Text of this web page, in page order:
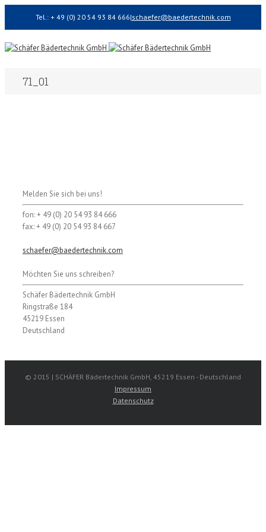
Tel.: + 49 (0) 20 54 93 84 666|schaefer@baedertechnik.com
71_01
Melden Sie sich bei uns!
fon: + 49 (0) 20 54 93 84 666
fax: + 49 (0) 20 54 93 84 667
schaefer@baedertechnik.com
Möchten Sie uns schreiben?
Schäfer Bädertechnik GmbH
Ringstraße 184
45219 Essen
Deutschland
© 2015 | SCHÄFER Bädertechnik GmbH, 45219 Essen - Deutschland
Impressum
Datenschutz